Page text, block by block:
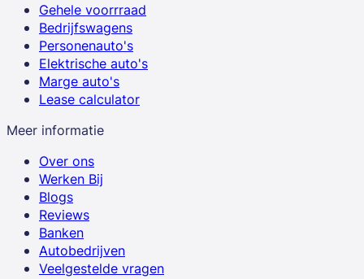
Gehele voorrraad
Bedrijfswagens
Personenauto's
Elektrische auto's
Marge auto's
Lease calculator
Meer informatie
Over ons
Werken Bij
Blogs
Reviews
Banken
Autobedrijven
Veelgestelde vragen